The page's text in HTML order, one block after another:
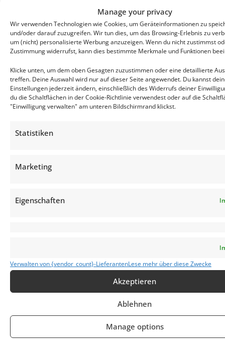
Manage your privacy
Wir verwenden Technologien wie Cookies, um Geräteinformationen zu
und/oder darauf zuzugreifen. Wir tun dies, um das Browsing-Erlebnis zu
um (nicht) personalisierte Werbung anzuzeigen. Wenn du nicht zustimmst
Zustimmung widerrufst, kann dies bestimmte Merkmale und Funktionen
Klicke unten, um dem oben Gesagten zuzustimmen oder eine detaillierte
treffen. Deine Auswahl wird nur auf dieser Seite angewendet. Du kannst
Einstellungen jederzeit ändern, einschließlich des Widerrufs deiner
du die Schaltflächen in der Cookie-Richtlinie verwendest oder auf die
"Einwilligung verwalten" am unteren Bildschirmrand klickst.
Statistiken
Marketing
Eigenschaften
Verwalten von {vendor_count}-LieferantenLese mehr über diese Zwecke
Akzeptieren
Ablehnen
Manage options
Möchten Sie erfahren, wie Ihr Salon zu einem
Traumsalon wird? Kontaktieren Sie uns hier.